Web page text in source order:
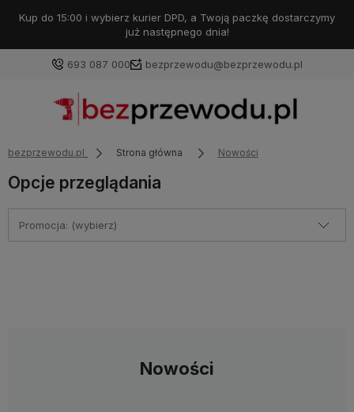
Kup do 15:00 i wybierz kurier DPD, a Twoją paczkę dostarczymy
już następnego dnia!
693 087 000 bezprzewodu@bezprzewodu.pl
bezprzewodu.pl Strona główna Nowości
Opcje przeglądania
Promocja: (wybierz)
Nowości